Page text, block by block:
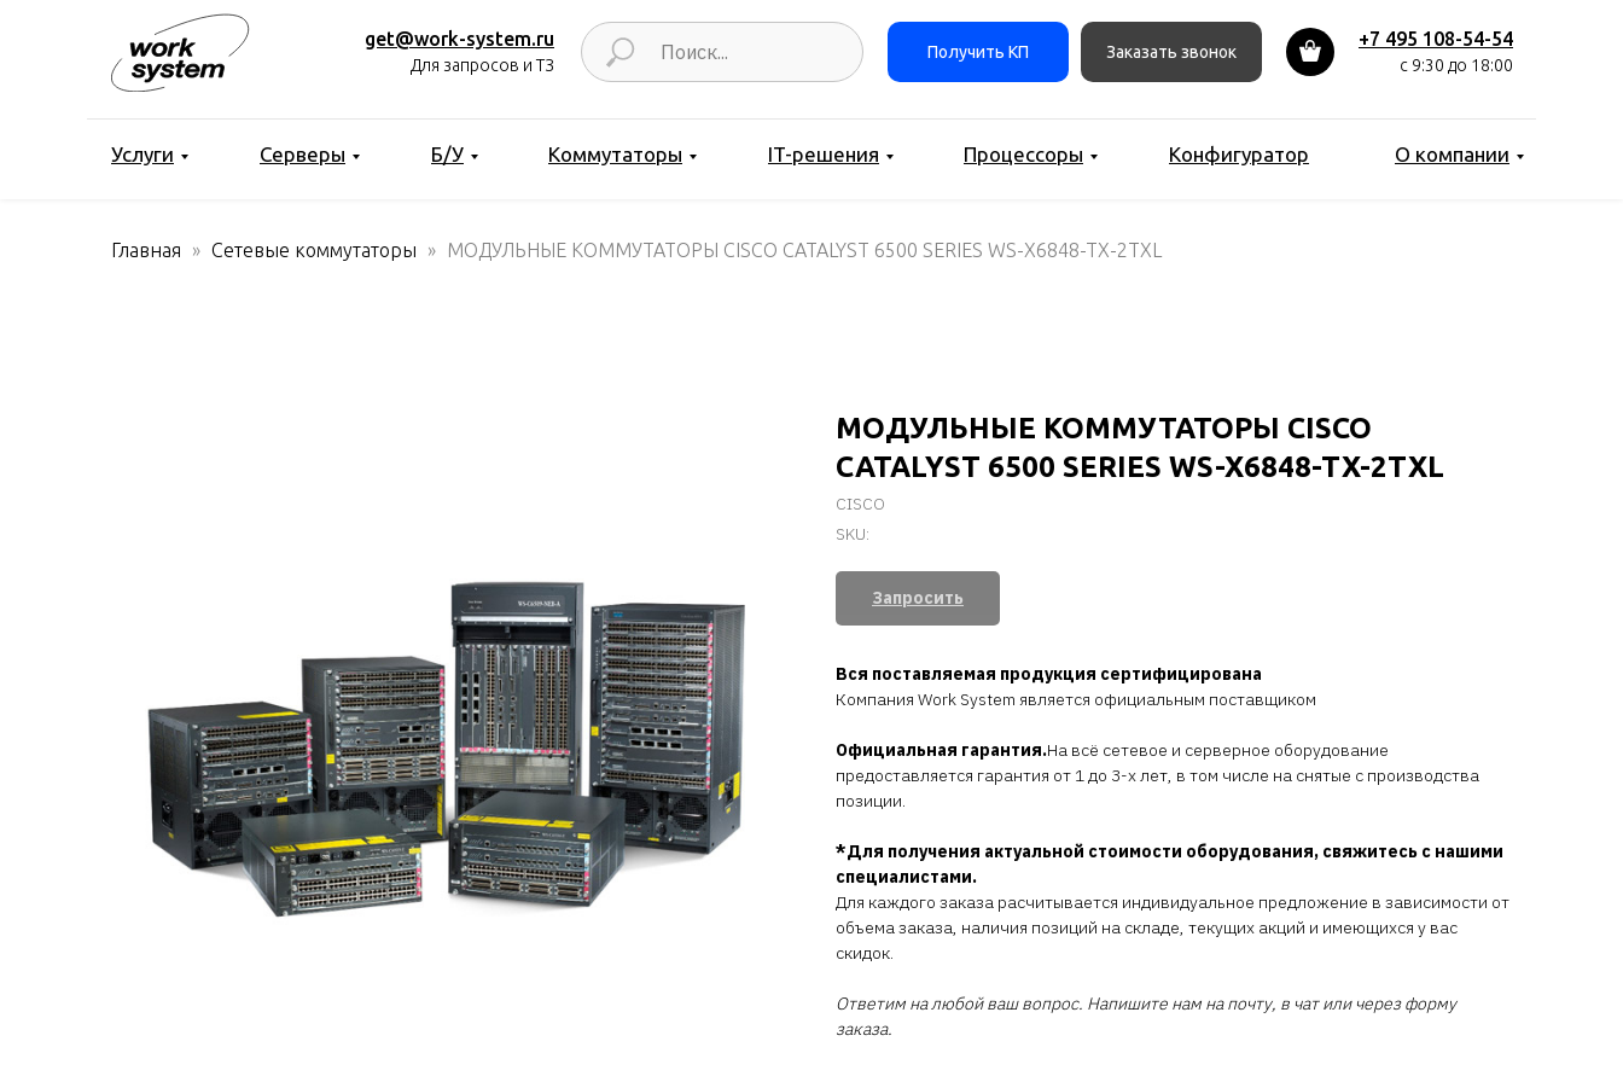
get@work-system.ru
Для запросов и ТЗ
+7 495 108-54-54
с 9:30 до 18:00
Заказать звонок
Получить КП
Услуги Серверы Б/У Коммутаторы IT-решения Процессоры Конфигуратор О компании
Главная Сетевые коммутаторы МОДУЛЬНЫЕ КОММУТАТОРЫ CISCO CATALYST 6500 SERIES WS-X6848-TX-2TXL
МОДУЛЬНЫЕ КОММУТАТОРЫ CISCO
CATALYST 6500 SERIES WS-X6848-TX-2TXL
CISCO
SKU:
Запросить
Вся поставляемая продукция сертифицирована
Компания Work System является официальным поставщиком
Официальная гарантия.На всё сетевое и серверное оборудование
предоставляется гарантия от 1 до 3-х лет, в том числе на снятые с производства
позиции.
*Для получения актуальной стоимости оборудования, свяжитесь с нашими
специалистами.
Для каждого заказа расчитывается индивидуальное предложение в зависимости от
объема заказа, наличия позиций на складе, текущих акций и имеющихся у вас
скидок.
Ответим на любой ваш вопрос. Напишите нам на почту, в чат или через форму
заказа.